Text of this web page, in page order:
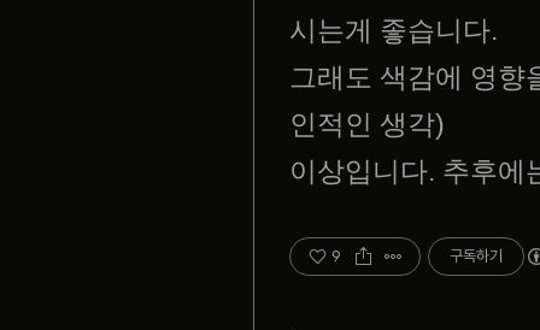
시는게 좋습니다.
그래도 색감에 영향
인적인 생각)
이상입니다. 추후에
9 구독하기